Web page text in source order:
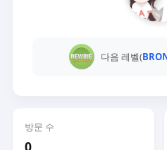
다음 레벨(
방문 수
0